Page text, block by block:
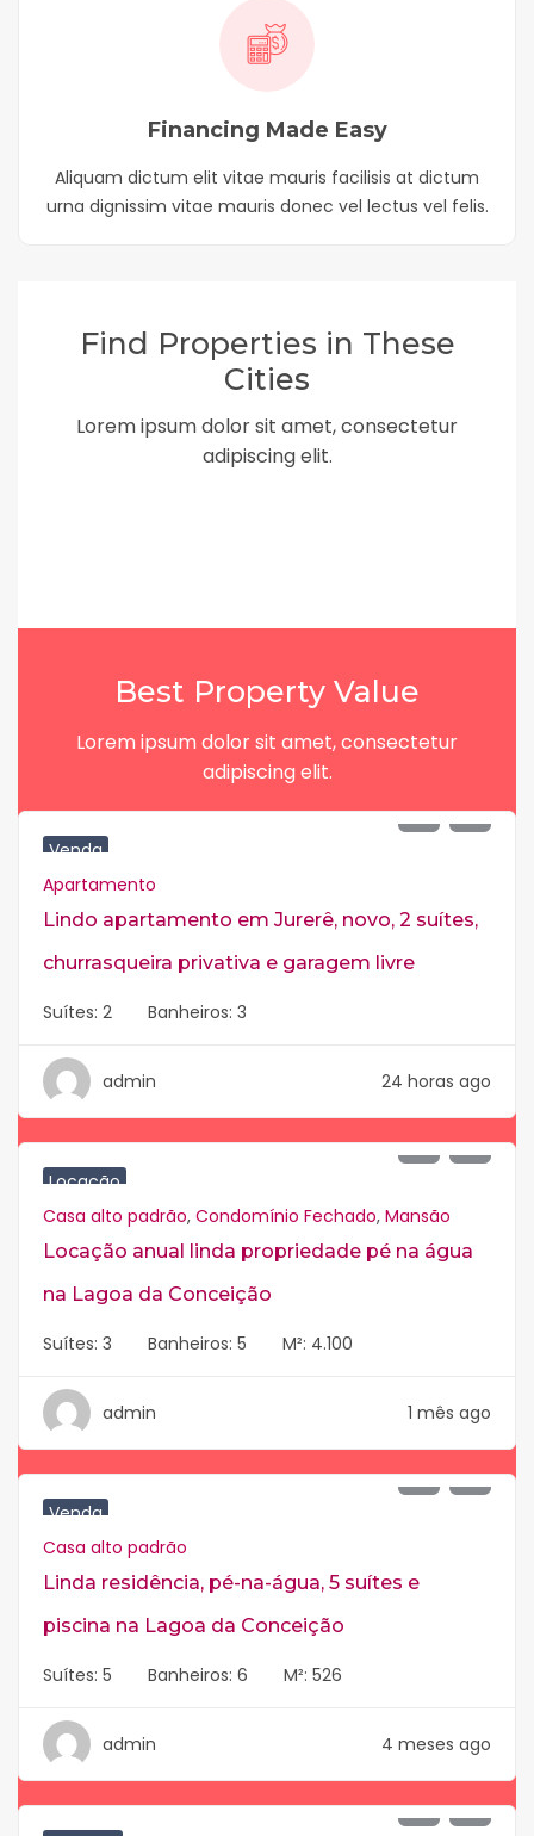
Financing Made Easy
Aliquam dictum elit vitae mauris facilisis at dictum
urna dignissim vitae mauris donec vel lectus vel felis.
Find Properties in These
Cities
Lorem ipsum dolor sit amet, consectetur
adipiscing elit.
Best Property Value
Lorem ipsum dolor sit amet, consectetur
adipiscing elit.
Venda
R$1.500.000
Apartamento
Lindo apartamento em Jurerê, novo, 2 suítes,
churrasqueira privativa e garagem livre
Suítes: 2 Banheiros: 3
admin 24 horas ago
Locação
R$30.000
Casa alto padrão, Condomínio Fechado, Mansão
Locação anual linda propriedade pé na água
na Lagoa da Conceição
Suítes: 3 Banheiros: 5 M²: 4.100
admin 1 mês ago
Venda
R$6.500.000
Casa alto padrão
Linda residência, pé-na-água, 5 suítes e
piscina na Lagoa da Conceição
Suítes: 5 Banheiros: 6 M²: 526
admin 4 meses ago
R$9.500